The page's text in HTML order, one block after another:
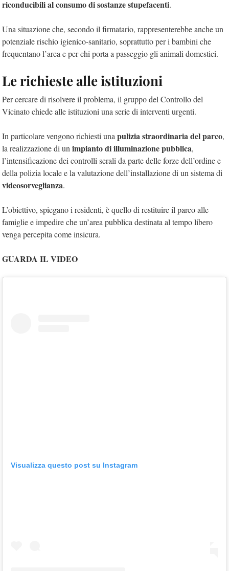
riconducibili al consumo di sostanze stupefacenti.
Una situazione che, secondo il firmatario, rappresenterebbe anche un
potenziale rischio igienico-sanitario, soprattutto per i bambini che
frequentano l’area e per chi porta a passeggio gli animali domestici.
Le richieste alle istituzioni
Per cercare di risolvere il problema, il gruppo del Controllo del
Vicinato chiede alle istituzioni una serie di interventi urgenti.
In particolare vengono richiesti una pulizia straordinaria del parco,
la realizzazione di un impianto di illuminazione pubblica,
l’intensificazione dei controlli serali da parte delle forze dell’ordine e
della polizia locale e la valutazione dell’installazione di un sistema di
videosorveglianza.
L’obiettivo, spiegano i residenti, è quello di restituire il parco alle
famiglie e impedire che un’area pubblica destinata al tempo libero
venga percepita come insicura.
GUARDA IL VIDEO
Visualizza questo post su Instagram